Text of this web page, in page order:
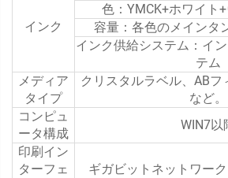
インク
色：YMCK+ホワイト
容量：各色のメインタ
インク供給システム：イ
テム
メディア
タイプ
クリスタルラベル、AB
など。
コンピュ
ータ構成
WIN7以
印刷イン
ターフェ
ギガビットネットワー